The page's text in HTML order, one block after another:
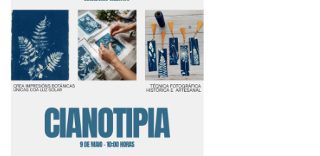
GUARDA
DOUS
NOVOS
CURSOS
DIXITAIS